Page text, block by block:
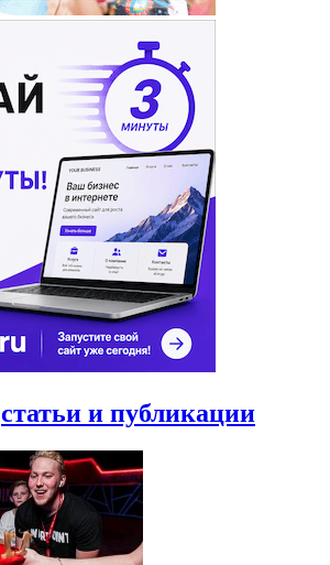
статьи и публикации